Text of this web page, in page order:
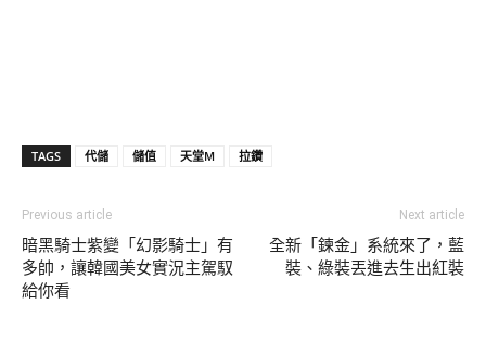
TAGS 代儲 儲值 天堂M 拉鑽
Previous article
暗黑騎士紫變「幻影騎士」有
多帥，讓韓國美女實況主駕馭
給你看
Next article
全新「鍊金」系統來了，藍
裝、綠裝丟進去生出紅裝